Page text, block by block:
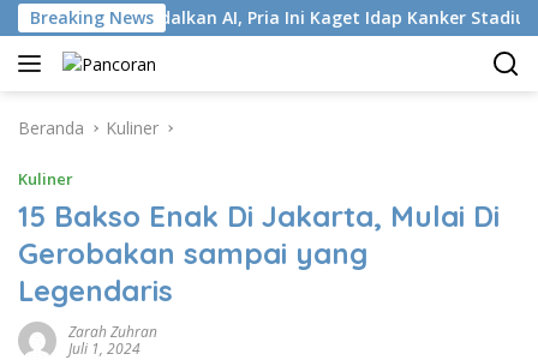
Langsung
ke
konten
Breaking News
Andalkan AI, Pria Ini Kaget Idap Kanker Stadium 4
Beranda Kuliner
Kuliner
15 Bakso Enak Di Jakarta, Mulai Di
Gerobakan sampai yang
Legendaris
Zarah Zuhran
Juli 1, 2024